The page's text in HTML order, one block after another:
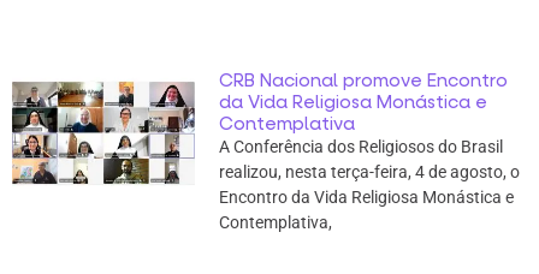
CRB Nacional promove Encontro
da Vida Religiosa Monástica e
Contemplativa
A Conferência dos Religiosos do Brasil
realizou, nesta terça-feira, 4 de agosto, o
Encontro da Vida Religiosa Monástica e
Contemplativa,